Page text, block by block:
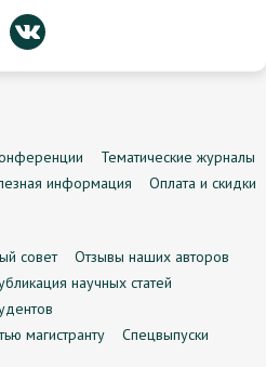
Тематические журналы
информация
Оплата и скидки
совет
Отзывы наших авторов
научных статей
магистранту
Спецвыпуски